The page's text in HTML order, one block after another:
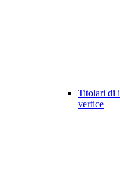
Titolari di
vertice